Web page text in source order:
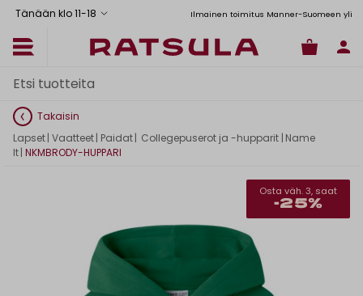
Tänään klo 11-18
Toimituskulut alk. 6,90€ Ilmainen toimitus Manner-Suomeen yli
Takaisin
Lapset| Vaatteet| Paidat | Collegepuserot ja -hupparit | Name
It| NKMBRODY-HUPPARI
Osta väh. 3, saat
-25%